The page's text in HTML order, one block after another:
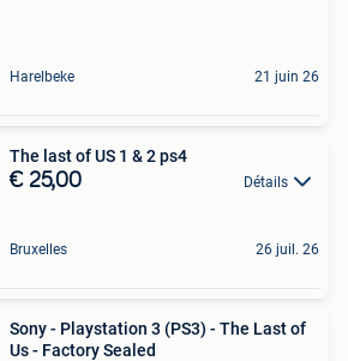
Harelbeke 21 juin 26
The last of US 1 & 2 ps4
€ 25,00 Détails
Bruxelles 26 juil. 26
Sony - Playstation 3 (PS3) - The Last of
Us - Factory Sealed